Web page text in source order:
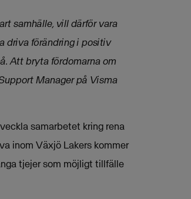
samhälle, vill därför vara
driva förändring i positiv
Att bryta fördomarna om
Manager på Visma
samarbetet kring rena
inom Växjö Lakers kommer
tjejer som möjligt tillfälle